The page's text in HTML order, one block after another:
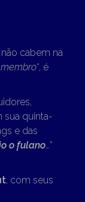
cabem na
“, é
sua quinta-
e das
o fulano…”
, com seus